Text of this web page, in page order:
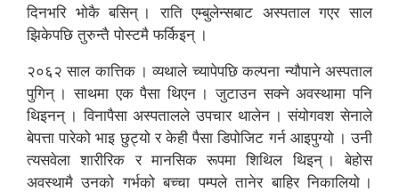
दिनभरि भोकै बसिन् । राति एम्बुलेन्सबाट अस्पताल गएर साल
झिकेपछि तुरुन्तै पोस्टमै फर्किइन् ।
२०६२ साल कात्तिक । व्यथाले च्यापेपछि कल्पना न्यौपाने अस्पताल
पुगिन् । साथमा एक पैसा थिएन । जुटाउन सक्ने अवस्थामा पनि
थिइनन् । विनापैसा अस्पतालले उपचार थालेन । संयोगवश सेनाले
बेपत्ता पारेको भाइ छुट्यो र केही पैसा डिपोजिट गर्न आइपुग्यो । उनी
त्यसवेला शारीरिक र मानसिक रूपमा शिथिल थिइन् । बेहोस
अवस्थामै उनको गर्भको बच्चा पम्पले तानेर बाहिर निकालियो ।